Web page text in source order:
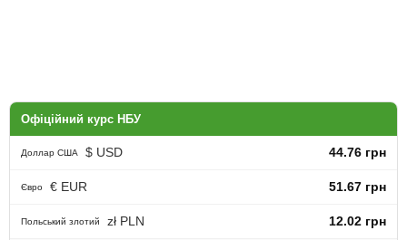
Офіційний курс НБУ
Доллар США $ USD 44.76 грн
Євро € EUR 51.67 грн
Польський злотий zł PLN 12.02 грн